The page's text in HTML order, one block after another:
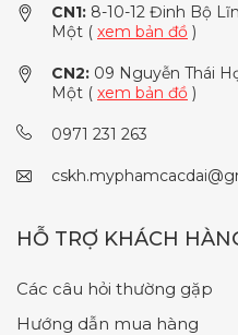
CN1: 8-10-12 Đinh Bộ
Một ( xem bản đồ )
CN2: 09 Nguyễn Thái
Một ( xem bản đồ )
0971 231 263
HỖ TRỢ KHÁCH
Các câu hỏi thường gặp
Hướng dẫn mua hàng